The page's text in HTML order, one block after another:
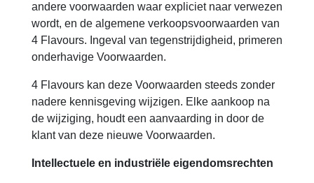
andere voorwaarden waar expliciet naar verwezen
wordt, en de algemene verkoopsvoorwaarden van
4 Flavours. Ingeval van tegenstrijdigheid, primeren
onderhavige Voorwaarden.
4 Flavours kan deze Voorwaarden steeds zonder
nadere kennisgeving wijzigen. Elke aankoop na
de wijziging, houdt een aanvaarding in door de
klant van deze nieuwe Voorwaarden.
Intellectuele en industriële eigendomsrechten